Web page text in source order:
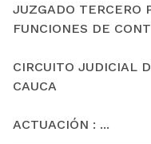
JUZGADO TERCERO
FUNCIONES DE
CIRCUITO JUDICIAL
CAUCA
ACTUACIÓN : ...